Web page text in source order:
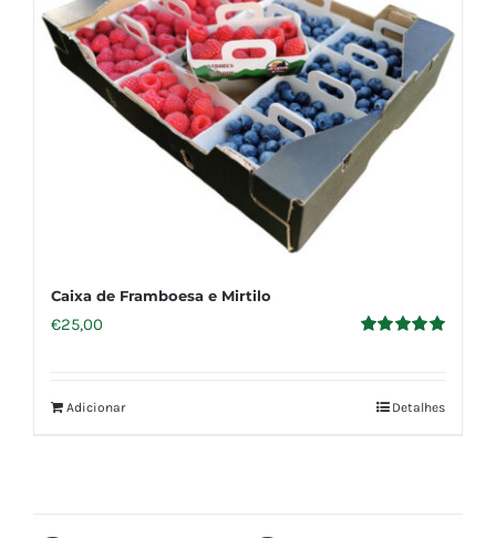
Caixa de Framboesa e Mirtilo
€25,00
Adicionar Detalhes